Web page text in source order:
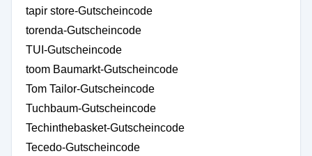
tapir store-Gutscheincode
torenda-Gutscheincode
TUI-Gutscheincode
toom Baumarkt-Gutscheincode
Tom Tailor-Gutscheincode
Tuchbaum-Gutscheincode
Techinthebasket-Gutscheincode
Tecedo-Gutscheincode